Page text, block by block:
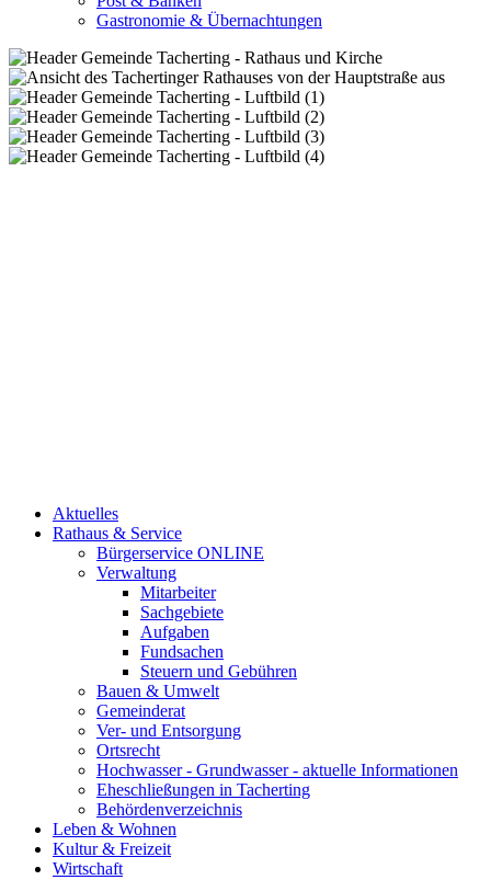
Gastronomie & Übernachtungen
Aktuelles
Rathaus & Service
Bürgerservice ONLINE
Verwaltung
Mitarbeiter
Sachgebiete
Aufgaben
Fundsachen
Steuern und Gebühren
Bauen & Umwelt
Gemeinderat
Ver- und Entsorgung
Ortsrecht
Hochwasser - Grundwasser - aktuelle Informationen
Eheschließungen in Tacherting
Behördenverzeichnis
Leben & Wohnen
Kultur & Freizeit
Wirtschaft